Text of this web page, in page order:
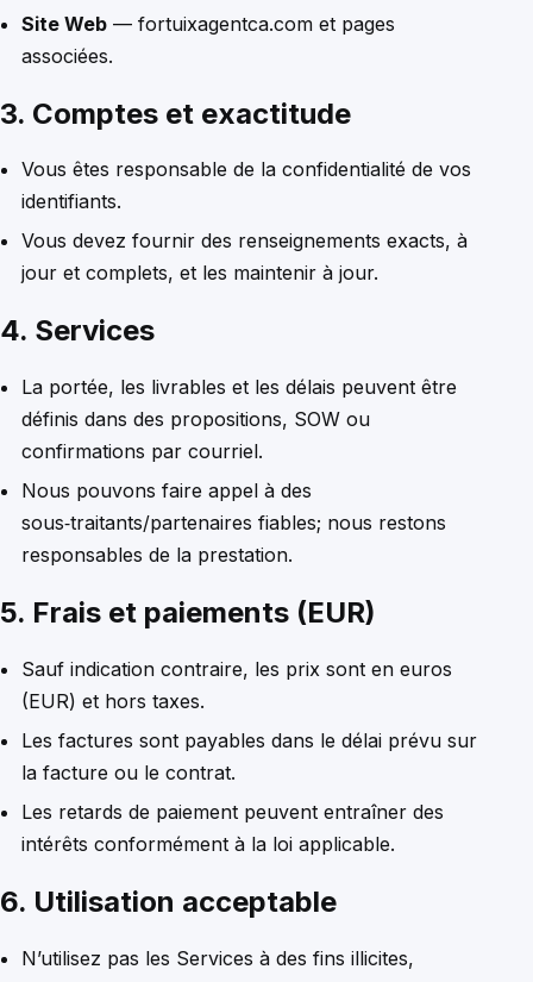
Site Web — fortuixagentca.com et pages
associées.
3. Comptes et exactitude
Vous êtes responsable de la confidentialité de vos
identifiants.
Vous devez fournir des renseignements exacts, à
jour et complets, et les maintenir à jour.
4. Services
La portée, les livrables et les délais peuvent être
définis dans des propositions, SOW ou
confirmations par courriel.
Nous pouvons faire appel à des
sous‑traitants/partenaires fiables; nous restons
responsables de la prestation.
5. Frais et paiements (EUR)
Sauf indication contraire, les prix sont en euros
(EUR) et hors taxes.
Les factures sont payables dans le délai prévu sur
la facture ou le contrat.
Les retards de paiement peuvent entraîner des
intérêts conformément à la loi applicable.
6. Utilisation acceptable
N’utilisez pas les Services à des fins illicites,